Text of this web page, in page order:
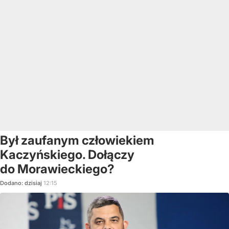
Był zaufanym człowiekiem
Kaczyńskiego. Dołączy
do Morawieckiego?
Dodano: dzisiaj 12:15